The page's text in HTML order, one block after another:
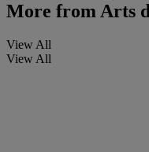
More fromArts
View All
View All